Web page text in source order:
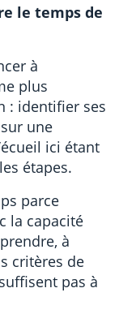
le temps de
à
plus
: identifier ses
une
ici étant
étapes.
parce
la capacité
à
critères de
pas à